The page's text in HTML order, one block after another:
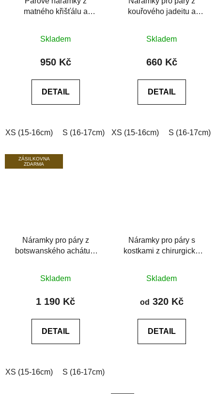
matného křišťálu a
Skladem
950 Kč
DETAIL
XS (15-16cm) S (16-17cm) M (17-18cm) L (18-19cm)
kouřového jadeitu a
Skladem
660 Kč
DETAIL
XS (15-16cm) S (16-17cm)
ZÁSILKOVNA
ZDARMA
Náramky pro páry z
botswanského achátu a
hodnocení
produktu
z
Skladem
1 190 Kč
DETAIL
XS (15-16cm) S (16-17cm)
Náramky pro páry s
kostkami z chirurgické
Skladem
od 320 Kč
DETAIL